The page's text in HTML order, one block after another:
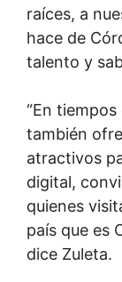
raíces, a
hace de
talento y
“En
también
atractivos
digital,
quienes
país que es
dice Zuleta.